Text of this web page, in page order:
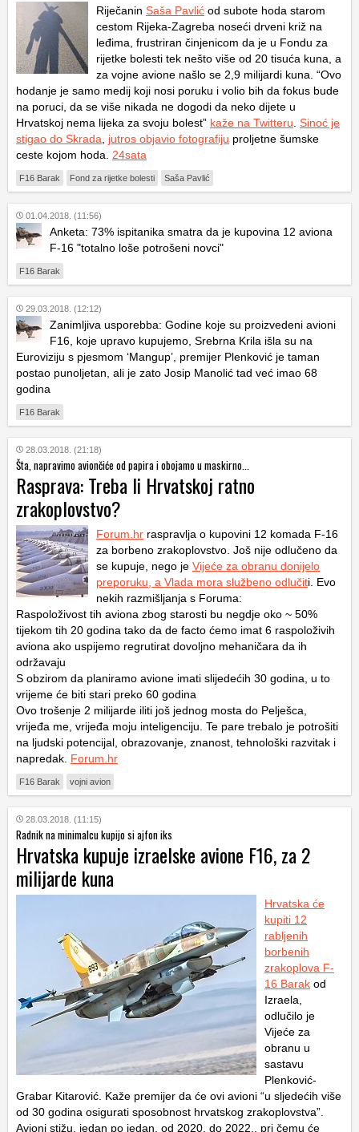
Riječanin Saša Pavlić od subote hoda starom
cestom Rijeka-Zagreba noseći drveni križ na
leđima, frustriran činjenicom da je u Fondu za
rijetke bolesti tek nešto više od 20 tisuća kuna, a
za vojne avione našlo se 2,9 milijardi kuna. “Ovo
hodanje je samo medij koji nosi poruku i volio bih da fokus bude
na poruci, da se više nikada ne dogodi da neko dijete u
Hrvatskoj nema lijeka za svoju bolest” kaže na Twitteru Sinoć je
stigao do Skrada
jutros objavio fotografiju proljetne šumske
ceste kojom hoda. 24sata
F16 Barak Fond za rijetke bolesti Saša Pavlić
01.04.2018. (11:56)
Anketa: 73% ispitanika smatra da je kupovina 12 aviona
F-16 "totalno loše potrošeni novci"
F16 Barak
29.03.2018. (12:12)
Zanimljiva usporebba: Godine koje su proizvedeni avioni
F16, koje upravo kupujemo, Srebrna Krila išla su na
Euroviziju s pjesmom ‘Mangup’, premijer Plenković je taman
postao punoljetan, ali je zato Josip Manolić tad već imao 68
godina
F16 Barak
28.03.2018. (21:18)
Šta, napravimo aviončiće od papira i obojamo u maskirno...
Rasprava: Treba li Hrvatskoj ratno
zrakoplovstvo?
Forum.hr raspravlja o kupovini 12 komada F-16
za borbeno zrakoplovstvo. Još nije odlučeno da
se kupuje, nego je Vijeće za obranu donijelo
preporuku, a Vlada mora službeno odlučiti. Evo
nekih razmišljanja s Foruma:
Raspoloživost tih aviona zbog starosti bu negdje oko ~ 50%
tijekom tih 20 godina tako da de facto ćemo imat 6 raspoloživih
aviona ako uspijemo regrutirat dovoljno mehaničara da ih
održavaju
S obzirom da planiramo avione imati slijedećih 30 godina, u to
vrijeme će biti stari preko 60 godina
Ovo trošenje 2 milijarde iliti još jednog mosta do Pelješca,
vrijeđa me, vrijeđa moju inteligenciju. Te pare trebalo je potrošiti
na ljudski potencijal, obrazovanje, znanost, tehnološki razvitak i
napredak. Forum.hr
F16 Barak vojni avion
28.03.2018. (11:15)
Radnik na minimalcu kupijo si ajfon iks
Hrvatska kupuje izraelske avione F16, za 2
milijarde kuna
Hrvatska će
kupiti 12
rabljenih
borbenih
zrakoplova F-
16 Barak od
Izraela,
odlučilo je
Vijeće za
obranu u
sastavu
Plenković-
Grabar Kitarović. Kaže premijer da će ovi avioni “u sljedećih više
od 30 godina osigurati sposobnost hrvatskog zrakoplovstva”.
Avioni stižu, jedan po jedan, od 2020. do 2022., pri čemu će